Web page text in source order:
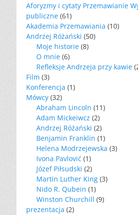
Aforyzmy i cytaty Przemawianie
publiczne (61)
Akademia Przemawiania (10)
Andrzej Różański (50)
Moje historie (8)
O mnie (6)
Refleksje Andrzeja przy kawie
Film (3)
Konferencja (1)
Mówcy (32)
Abraham Lincoln (11)
Adam Mickeiwcz (2)
Andrzej Różański (2)
Benjamin Franklin (1)
Helena Modrzejewska (3)
Ivona Pavlović (1)
Józef Piłsudski (2)
Martin Luther King (3)
Nido R. Qubein (1)
Winston Churchill (9)
prezentacja (2)